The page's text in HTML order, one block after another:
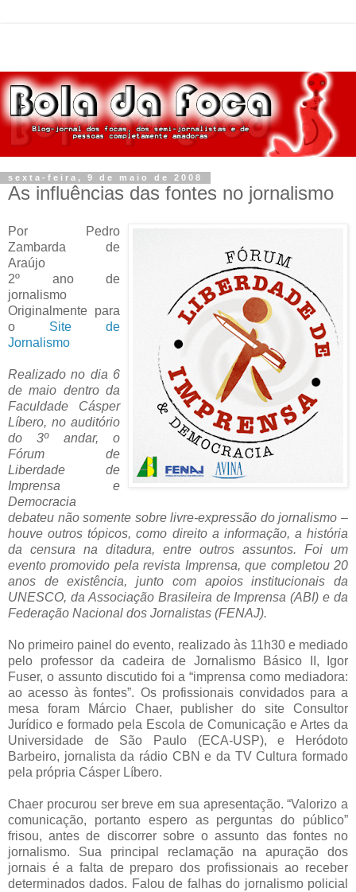
sexta-feira, 9 de maio de 2008
As influências das fontes no jornalismo
Por Pedro
Zambarda de
Araújo
2º ano de
jornalismo
Originalmente para
o Site de
Jornalismo
Realizado no dia 6
de maio dentro da
Faculdade Cásper
Líbero, no auditório
do 3º andar, o
Fórum de
Liberdade de
Imprensa e
Democracia
debateu não somente sobre livre-expressão do jornalismo –
houve outros tópicos, como direito a informação, a história
da censura na ditadura, entre outros assuntos. Foi um
evento promovido pela revista Imprensa, que completou 20
anos de existência, junto com apoios institucionais da
UNESCO, da Associação Brasileira de Imprensa (ABI) e da
Federação Nacional dos Jornalistas (FENAJ).
No primeiro painel do evento, realizado às 11h30 e mediado
pelo professor da cadeira de Jornalismo Básico II, Igor
Fuser, o assunto discutido foi a “imprensa como mediadora:
ao acesso às fontes”. Os profissionais convidados para a
mesa foram Márcio Chaer, publisher do site Consultor
Jurídico e formado pela Escola de Comunicação e Artes da
Universidade de São Paulo (ECA-USP), e Heródoto
Barbeiro, jornalista da rádio CBN e da TV Cultura formado
pela própria Cásper Líbero.
Chaer procurou ser breve em sua apresentação. “Valorizo a
comunicação, portanto espero as perguntas do público”
frisou, antes de discorrer sobre o assunto das fontes no
jornalismo. Sua principal reclamação na apuração dos
jornais é a falta de preparo dos profissionais ao receber
determinados dados. Falou de falhas do jornalismo policial